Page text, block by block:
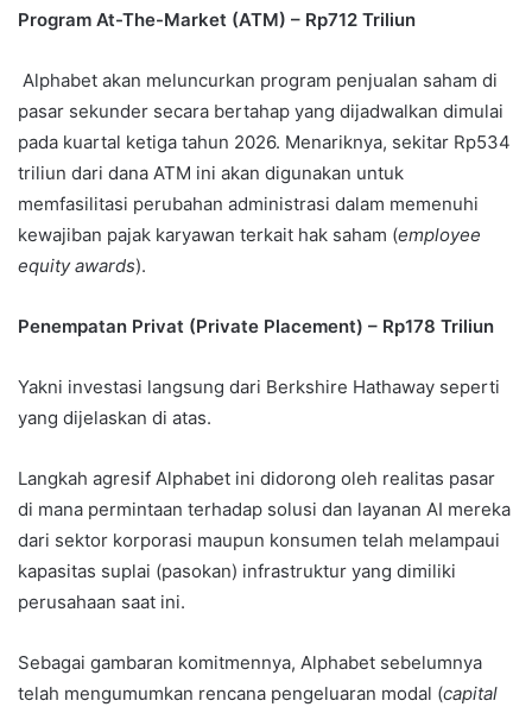
Program At-The-Market (ATM) – Rp712 Triliun
Alphabet akan meluncurkan program penjualan saham di
pasar sekunder secara bertahap yang dijadwalkan dimulai
pada kuartal ketiga tahun 2026. Menariknya, sekitar Rp534
triliun dari dana ATM ini akan digunakan untuk
memfasilitasi perubahan administrasi dalam memenuhi
kewajiban pajak karyawan terkait hak saham (employee
equity awards).
Penempatan Privat (Private Placement) – Rp178 Triliun
Yakni investasi langsung dari Berkshire Hathaway seperti
yang dijelaskan di atas.
Langkah agresif Alphabet ini didorong oleh realitas pasar
di mana permintaan terhadap solusi dan layanan AI mereka
dari sektor korporasi maupun konsumen telah melampaui
kapasitas suplai (pasokan) infrastruktur yang dimiliki
perusahaan saat ini.
Sebagai gambaran komitmennya, Alphabet sebelumnya
telah mengumumkan rencana pengeluaran modal (capital